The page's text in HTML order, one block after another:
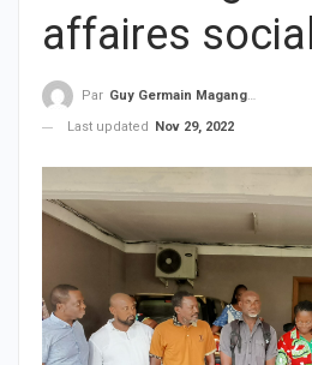
affaires
Par Guy Germain Maganga Nziengui
Last updated
Nov 29, 2022